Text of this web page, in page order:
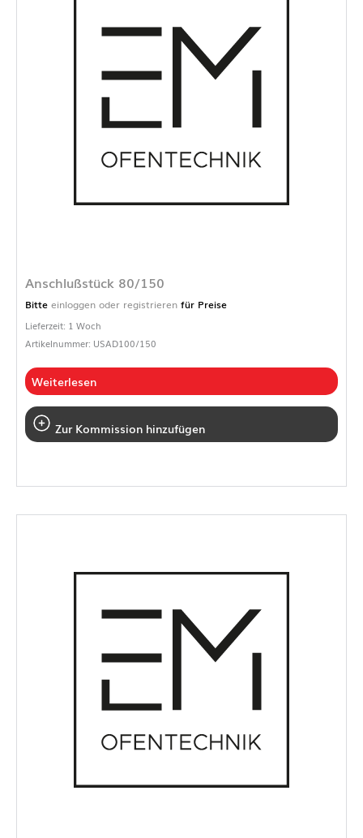
Anschlußstück 80/150
Bitte einloggen oder registrieren für Preise
Lieferzeit: 1 Woch
Artikelnummer: USAD100/150
Weiterlesen
Zur Kommission hinzufügen